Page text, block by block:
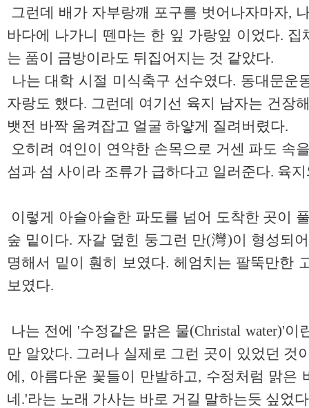
그런데 배가 자부랑깨 포구를 벗어나자마자,
바다에 나가니 뗀마는 한 잎 가랑잎 이었다.
는 품이 금방이라도 뒤집어지는 것 같았다.
나는 대학 시절 미식축구 선수였다. 동대문운
자랑도 했다. 그런데 여기선 육지 남자는 건장
뱃전 바짝 움켜잡고 얼굴 하얗게 질려버렸다.
오히려 여인이 연약한 손목으로 거센 파도 속
섬과 섬 사이라 조류가 급하다고 일러준다. 육
이렇게 아슬아슬한 파도를 넘어 도착한 곳이
숲 밑이다. 자갈 덮힌 둥그런 만(灣)이 형성되
명해서 밑이 훤히 보였다. 헤엄치는 팔뚝만한
보였다.
나는 전에 '수정같은 맑은 물(Christal water)'
만 알았다. 그러나 실제로 그런 곳이 있었던 것
에, 아름다운 꽃들이 만발하고, 수정처럼 맑은
네.'라는 노래 가사는 바로 거길 말하는듯 싶었